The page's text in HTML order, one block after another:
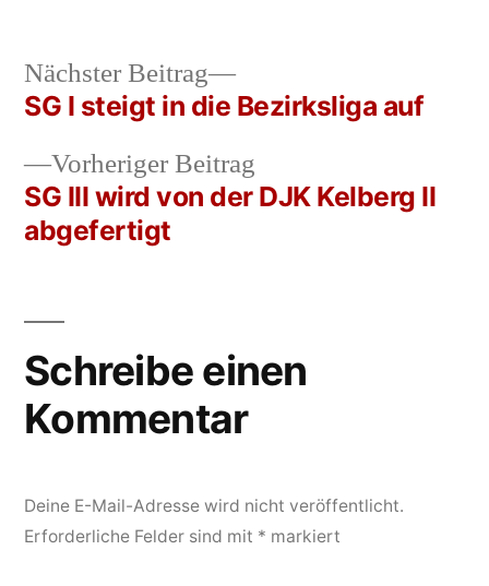
Beitrags-
Navigation
Vorheriger Beitrag
Beitrag:
SG III wird von der DJK Kelberg II
abgefertigt
Nächster Beitrag
Nächster
Beitrag:
SG I steigt in die Bezirksliga auf
Schreibe einen
Kommentar
Deine E-Mail-Adresse wird nicht veröffentlicht.
Erforderliche Felder sind mit * markiert